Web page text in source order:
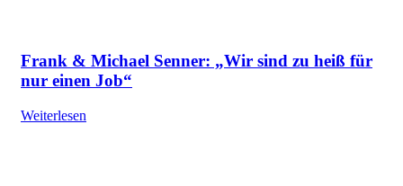
Frank & Michael Senner: „Wir sind zu heiß für
nur einen Job“
Weiterlesen